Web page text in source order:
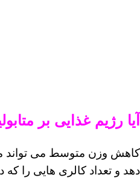
آیا رژیم غذایی بر
کاهش وزن متوسط ​​می تواند
دهد و تعداد کالری هایی را